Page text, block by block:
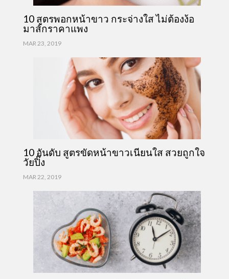
10 สูตรพอกหน้าขาว กระจ่างใส ไม่ต้องง้อ
มาส์กราคาแพง
MAR 23, 2019
10 อันดับ สูตรขัดหน้าขาวเนียนใส สวยถูกใจ
วัยปิ๊ง
MAR 22, 2019